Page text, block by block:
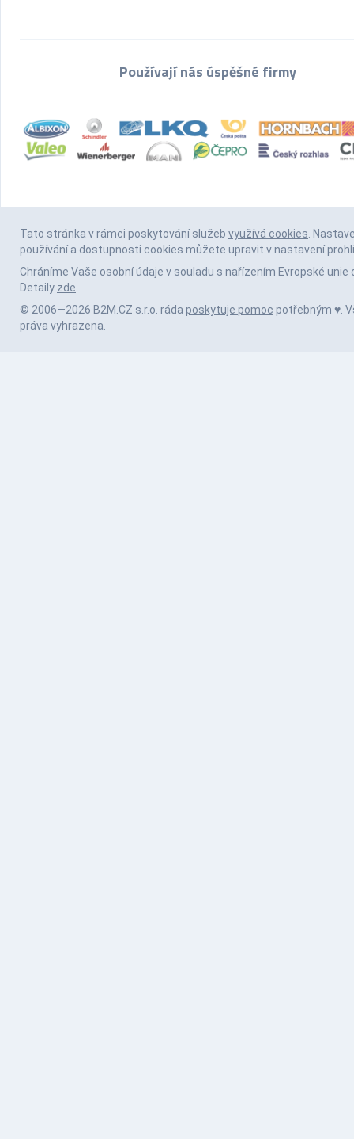
Používají nás úspěšné firmy
Tato stránka v rámci poskytování služeb využívá cookies.
používání a dostupnosti cookies můžete upravit v nastavení
Chráníme Vaše osobní údaje v souladu s nařízením Evropské unie
Detaily zde.
© 2006—2026 B2M.CZ s.r.o. ráda poskytuje pomoc potřebným ♥️.
práva vyhrazena.